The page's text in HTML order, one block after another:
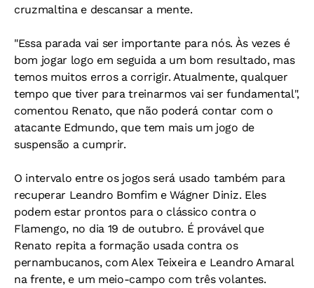
cruzmaltina e descansar a mente.
"Essa parada vai ser importante para nós. Às vezes é
bom jogar logo em seguida a um bom resultado, mas
temos muitos erros a corrigir. Atualmente, qualquer
tempo que tiver para treinarmos vai ser fundamental",
comentou Renato, que não poderá contar com o
atacante Edmundo, que tem mais um jogo de
suspensão a cumprir.
O intervalo entre os jogos será usado também para
recuperar Leandro Bomfim e Wágner Diniz. Eles
podem estar prontos para o clássico contra o
Flamengo, no dia 19 de outubro. É provável que
Renato repita a formação usada contra os
pernambucanos, com Alex Teixeira e Leandro Amaral
na frente, e um meio-campo com três volantes.